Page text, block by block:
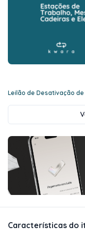
Leilão de Desativação de
Características do